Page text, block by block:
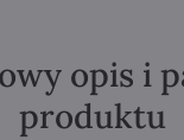
opis i
produktu